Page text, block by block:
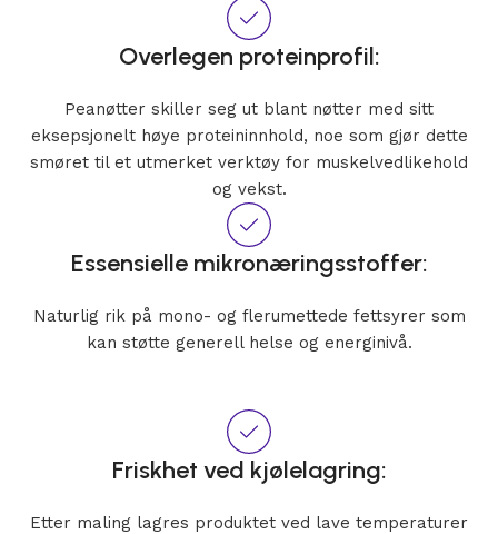
Overlegen proteinprofil:
Peanøtter skiller seg ut blant nøtter med sitt
eksepsjonelt høye proteininnhold, noe som gjør dette
smøret til et utmerket verktøy for muskelvedlikehold
og vekst.
Essensielle mikronæringsstoffer:
Naturlig rik på mono- og flerumettede fettsyrer som
kan støtte generell helse og energinivå.
Friskhet ved kjølelagring:
Etter maling lagres produktet ved lave temperaturer